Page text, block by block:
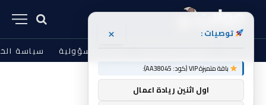
من نحن الشروط والأحكام إخلاء المسؤولية سياسة
الرئيسية » صغير
توصيات : ×
باقة متميزة VIP (كود: AA38045):
اول اثنين ريادة اعمال